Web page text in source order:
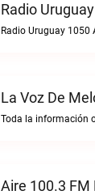
Radio
Radio Uruguay 1050
La Voz De
Aire 100.3 FM